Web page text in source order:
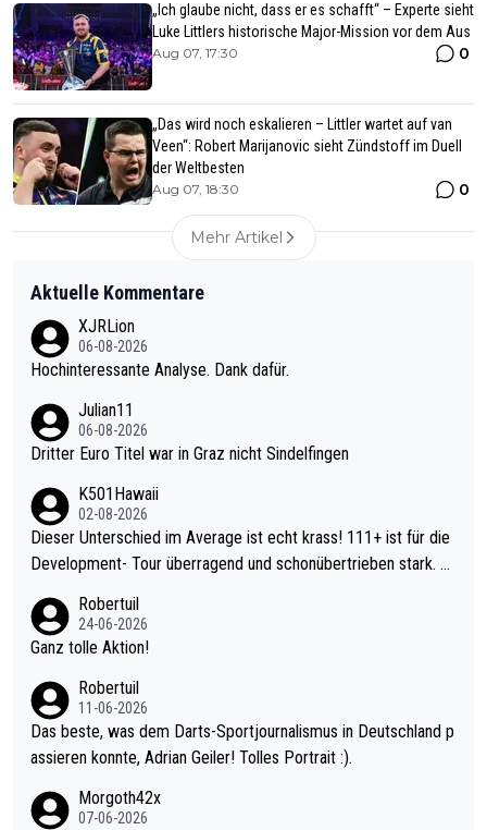
„Ich glaube nicht, dass er es schafft“ – Experte sieht
Luke Littlers historische Major-Mission vor dem Aus
Aug 07, 17:30 0
„Das wird noch eskalieren – Littler wartet auf van
Veen“: Robert Marijanovic sieht Zündstoff im Duell
der Weltbesten
Aug 07, 18:30 0
Mehr Artikel
Aktuelle Kommentare
XJRLion
06-08-2026
Hochinteressante Analyse. Dank dafür.
Julian11
06-08-2026
Dritter Euro Titel war in Graz nicht Sindelfingen
K501Hawaii
02-08-2026
Dieser Unterschied im Average ist echt krass! 111+ ist für die
Development- Tour überragend und schonübertrieben stark. U
mal 40+ erst recht. Da gewinnst keinen Blumentopf - ist ja noc
h krasser wie ein Pokalspiel eines Kreisligisten vs einem Bund
Robertuil
24-06-2026
Ganz tolle Aktion!
Robertuil
11-06-2026
Das beste, was dem Darts-Sportjournalismus in Deutschland p
assieren konnte, Adrian Geiler! Tolles Portrait :).
Morgoth42x
07-06-2026